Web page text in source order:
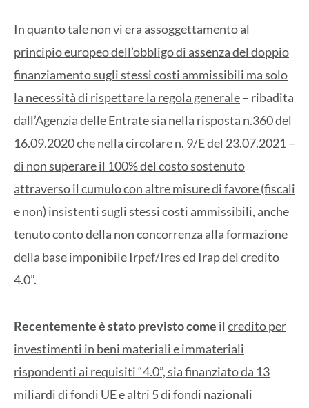
In quanto tale non vi era assoggettamento al
principio europeo dell’obbligo di assenza del doppio
finanziamento sugli stessi costi ammissibili ma solo
la necessità di rispettare la regola generale– ribadita
dall’Agenzia delle Entrate sia nella risposta n.360 del
16.09.2020 che nella circolare n. 9/E del 23.07.2021 –
di non superare il 100% del costo sostenuto
attraverso il cumulocon altre misure di favore (fiscali
e non) insistenti sugli stessi costi ammissibili, anche
tenuto conto della non concorrenza alla formazione
della base imponibile Irpef/Ires ed Irap del credito
4.0”.
Recentemente è stato previsto come il credito per
investimenti in beni materiali e immateriali
rispondenti ai requisiti “4.0”, sia finanziato da 13
miliardi di fondi UE e altri 5 di fondi nazionali